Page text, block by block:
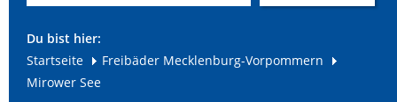
Du bist hier:
Startseite
Freibäder Mecklenburg-Vorpommern
Mirower See